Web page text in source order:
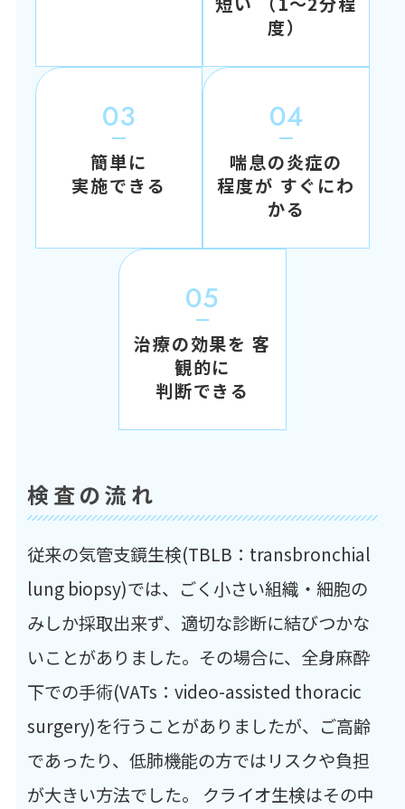
度）
03
簡単に
実施できる
04
喘息の炎症の
程度が すぐにわ
かる
05
治療の効果を 客
観的に
判断できる
検査の流れ
従来の気管支鏡生検(TBLB：transbronchial
lung biopsy)では、ごく小さい組織・細胞の
みしか採取出来ず、適切な診断に結びつかな
いことがありました。その場合に、全身麻酔
下での手術(VATs：video-assisted thoracic
surgery)を行うことがありましたが、ご高齢
であったり、低肺機能の方ではリスクや負担
が大きい方法でした。 クライオ生検はその中